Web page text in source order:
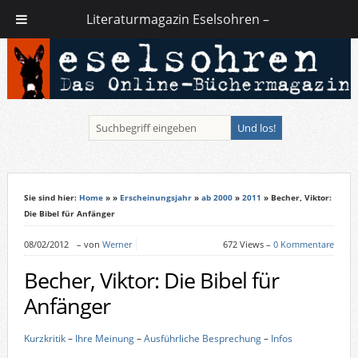
Sie sind hier: Home» » Erscheinungsjahr» ab 2000» 2011 » Becher, Viktor:
Die Bibel für Anfänger
08/02/2012 – von Werner 672 Views –0 Kommentare
Becher, Viktor: Die Bibel für
Anfänger
Kurzkritik– Ihre Meinung–Ausführliche Besprechung– Infos
Literaturmagazin Eselsohren –